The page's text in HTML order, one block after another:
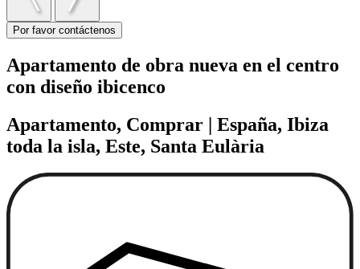
Por favor contáctenos
Apartamento de obra nueva en el centro
con diseño ibicenco
Apartamento, Comprar | España, Ibiza
toda la isla, Este, Santa Eulària